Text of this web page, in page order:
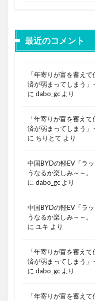
最近のコメント
「年寄りが富を蓄え
済が弱まってしまう」
に dabo_gc より
「年寄りが富を蓄え
済が弱まってしまう」
に ちりとて より
中国BYDの軽EV「ラ
うなるか楽しみ～～。
に dabo_gc より
中国BYDの軽EV「ラ
うなるか楽しみ～～。
に ユキ より
「年寄りが富を蓄え
済が弱まってしまう」
に dabo_gc より
「年寄りが富を蓄え